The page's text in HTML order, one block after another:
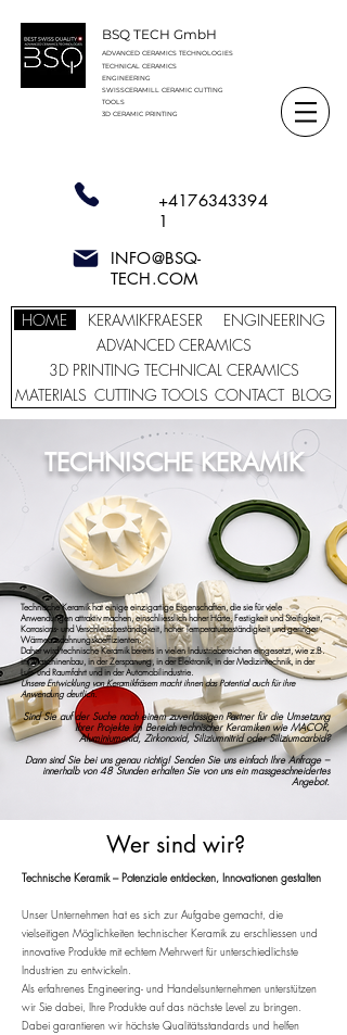
BSQ TECH GmbH
ADVANCED CERAMICS TECHNOLOGIES
TECHNICAL CERAMICS
ENGINEERING
SWISSCERAMILL CERAMIC CUTTING
TOOLS
3D CERAMIC PRINTING
+4176343394
1
INFO@BSQ-
TECH.COM
HOME
KERAMIKFRAESER
ENGINEERING
ADVANCED CERAMICS
3D PRINTING TECHNICAL CERAMICS
MATERIALS CUTTING TOOLS CONTACT BLOG
TECHNISCHE KERAMIK
Technische Keramik hat einige einzigartige Eigenschaften, die sie für viele
Anwendungen attraktiv machen, einschliesslich hoher Härte, Festigkeit und Steifigkeit,
Korrosions- und Verschleissbeständigkeit, hoher Temperaturbeständigkeit und geringer
Wärmeausdehnungskoeffizienten.
Daher wird technische Keramik bereits in vielen Industriebereichen eingesetzt, wie z.B.
im Maschinenbau, in der Zerspanung, in der Elektronik, in der Medizintechnik, in der
Luft- und Raumfahrt und in der Automobilindustrie.
Unsere Entwicklung von Keramikfräsern macht ihnen das Potential auch für ihre
Anwendung deutlich.
Sind Sie auf der Suche nach einem zuverlässigen Partner für die Umsetzung
Ihrer Projekte im Bereich technischer Keramiken wie MACOR,
Aluminiumoxid, Zirkonoxid, Siliziumnitrid oder Siliziumcarbid?
Dann sind Sie bei uns genau richtig! Senden Sie uns einfach Ihre Anfrage –
innerhalb von 48 Stunden erhalten Sie von uns ein massgeschneidertes
Angebot.
Wer sind wir?
Technische Keramik – Potenziale entdecken, Innovationen gestalten
Unser Unternehmen hat es sich zur Aufgabe gemacht, die
vielseitigen Möglichkeiten technischer Keramik zu erschliessen und
innovative Produkte mit echtem Mehrwert für unterschiedlichste
Industrien zu entwickeln.​
Als erfahrenes Engineering- und Handelsunternehmen unterstützen
wir Sie dabei, Ihre Produkte auf das nächste Level zu bringen.
Dabei garantieren wir höchste Qualitätsstandards und helfen